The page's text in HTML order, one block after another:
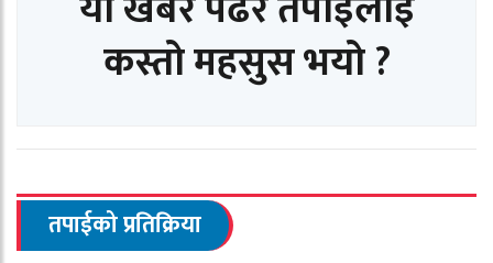
कस्तो महसुस भयो ?
तपाईको प्रतिक्रिया